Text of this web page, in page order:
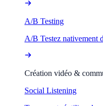
A/B Testing
A/B Testez nativement
Création vidéo &
Social Listening